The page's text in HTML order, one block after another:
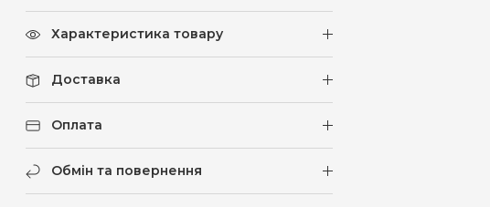
Характеристика товару
Доставка
Оплата
Обмін та повернення